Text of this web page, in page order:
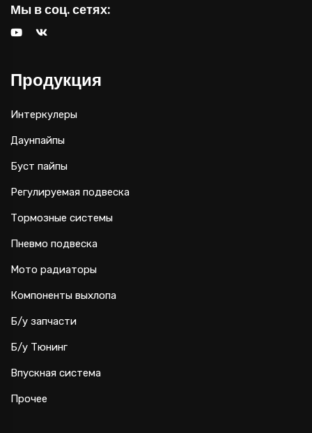
Мы в соц. сетях:
Продукция
Интеркулеры
Даунпайпы
Буст пайпы
Регулируемая подвеска
Тормозные системы
Пневмо подвеска
Мото радиаторы
Компоненты выхлопа
Б/у запчасти
Б/у Тюнинг
Впускная система
Прочее